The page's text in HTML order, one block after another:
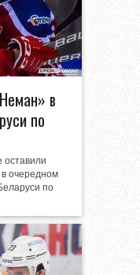
в
по
оставили
очередном
по